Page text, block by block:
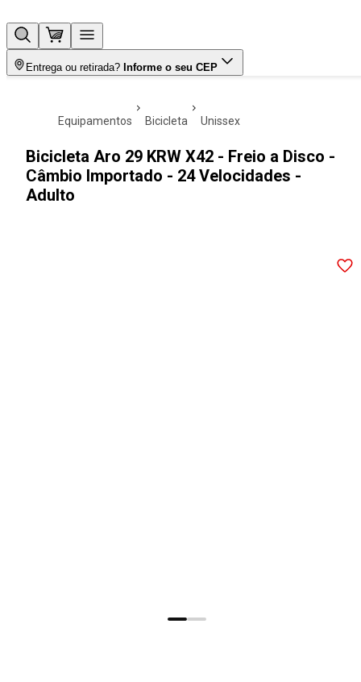
Entrega ou retirada? Informe o seu CEP
equipamentos bicicleta unissex
Bicicleta Aro 29 KRW X42 - Freio a Disco -
Câmbio Importado - 24 Velocidades -
Adulto